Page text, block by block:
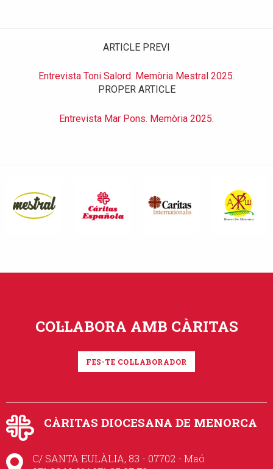
ARTICLE PREVI
Entrevista Toni Salord. Memòria Mestral 2025.
PROPER ARTICLE
Entrevista Mar Pons. Memòria 2025.
COL·LABORA AMB CÀRITAS
FES-TE COL·LABORADOR
CÀRITAS DIOCESANA DE MENORCA
C/ SANTA EULÀLIA, 83 - 07702 - Maó